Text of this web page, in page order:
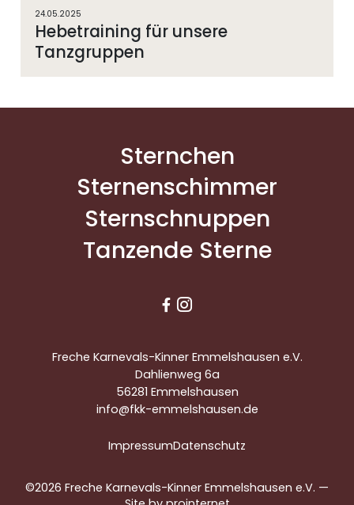
24.05.2025
Hebetraining für unsere
Tanzgruppen
Sternchen
Sternenschimmer
Sternschnuppen
Tanzende Sterne
 
Freche Karnevals-Kinner Emmelshausen e.V.
Dahlienweg 6a
56281 Emmelshausen
info@fkk-emmelshausen.de
ImpressumDatenschutz
©2026 Freche Karnevals-Kinner Emmelshausen e.V. —